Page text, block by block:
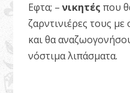
Εφτα; –νικητές που
ζαρντινιέρες τους
και θα
νόστιμα λιπάσματα.